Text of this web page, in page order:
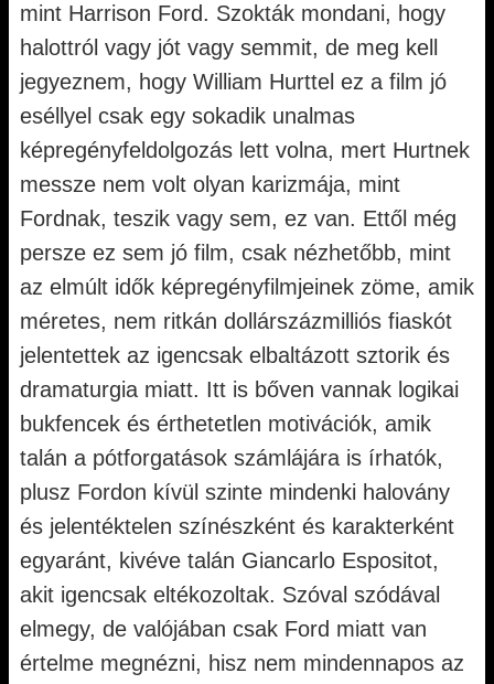
mint Harrison Ford. Szokták mondani, hogy
halottról vagy jót vagy semmit, de meg kell
jegyeznem, hogy William Hurttel ez a film jó
eséllyel csak egy sokadik unalmas
képregényfeldolgozás lett volna, mert Hurtnek
messze nem volt olyan karizmája, mint
Fordnak, teszik vagy sem, ez van. Ettől még
persze ez sem jó film, csak nézhetőbb, mint
az elmúlt idők képregényfilmjeinek zöme, amik
méretes, nem ritkán dollárszázmilliós fiaskót
jelentettek az igencsak elbaltázott sztorik és
dramaturgia miatt. Itt is bőven vannak logikai
bukfencek és érthetetlen motivációk, amik
talán a pótforgatások számlájára is írhatók,
plusz Fordon kívül szinte mindenki halovány
és jelentéktelen színészként és karakterként
egyaránt, kivéve talán Giancarlo Espositot,
akit igencsak eltékozoltak. Szóval szódával
elmegy, de valójában csak Ford miatt van
értelme megnézni, hisz nem mindennapos az